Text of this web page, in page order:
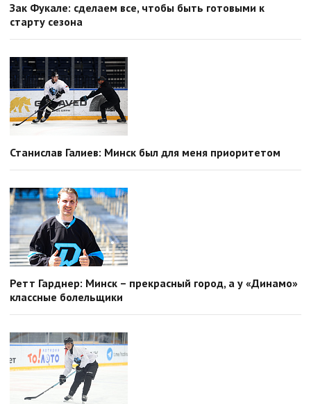
Зак Фукале: сделаем все, чтобы быть готовыми к
старту сезона
Станислав Галиев: Минск был для меня приоритетом
Ретт Гарднер: Минск – прекрасный город, а у «Динамо»
классные болельщики